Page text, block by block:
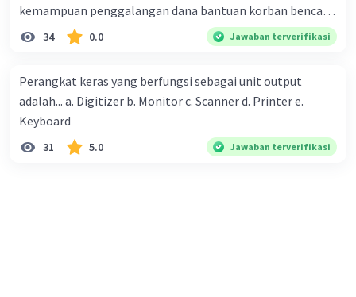
kemampuan penggalangan dana bantuan korban bencana
makin tinggi c. pemahaman pendidikan kebencanaan
kepada masyarakat masih rendah d. masyarakat
bencana e. kepercayaan pemerintah bahwa masyarakat
mampu mengatasi bencana
34 0.0 Jawaban terverifikasi
Perangkat keras yang berfungsi sebagai unit output
adalah... a. Digitizer b. Monitor c. Scanner d. Printer e.
Keyboard
31 5.0 Jawaban terverifikasi